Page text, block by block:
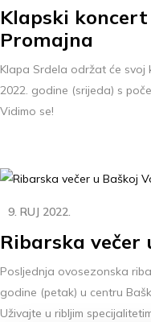
Klapski
Promajna
Klapa Srdela održat će svoj
2022. godine (srijeda) s
Vidimo se!
9. RUJ 2022.
Ribarska večer
Posljednja ovosezonska
godine (petak) u centru
Uživajte u ribljim